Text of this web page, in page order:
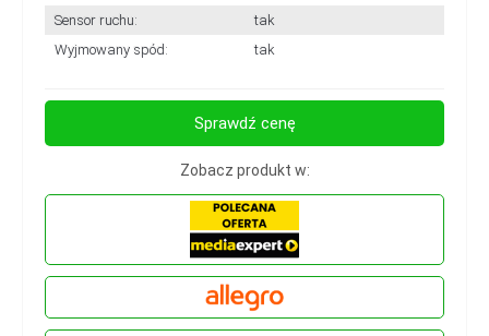
Sensor ruchu:
tak
Wyjmowany spód:
tak
Sprawdź cenę
Zobacz produkt w: